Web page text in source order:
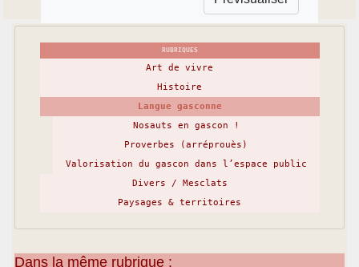
RUBRIQUES
Art de vivre
Histoire
Langue gasconne
Nosauts en gascon !
Proverbes (arréprouès)
Valorisation du gascon dans l’espace public
Divers / Mesclats
Paysages & territoires
Dans la même rubrique :